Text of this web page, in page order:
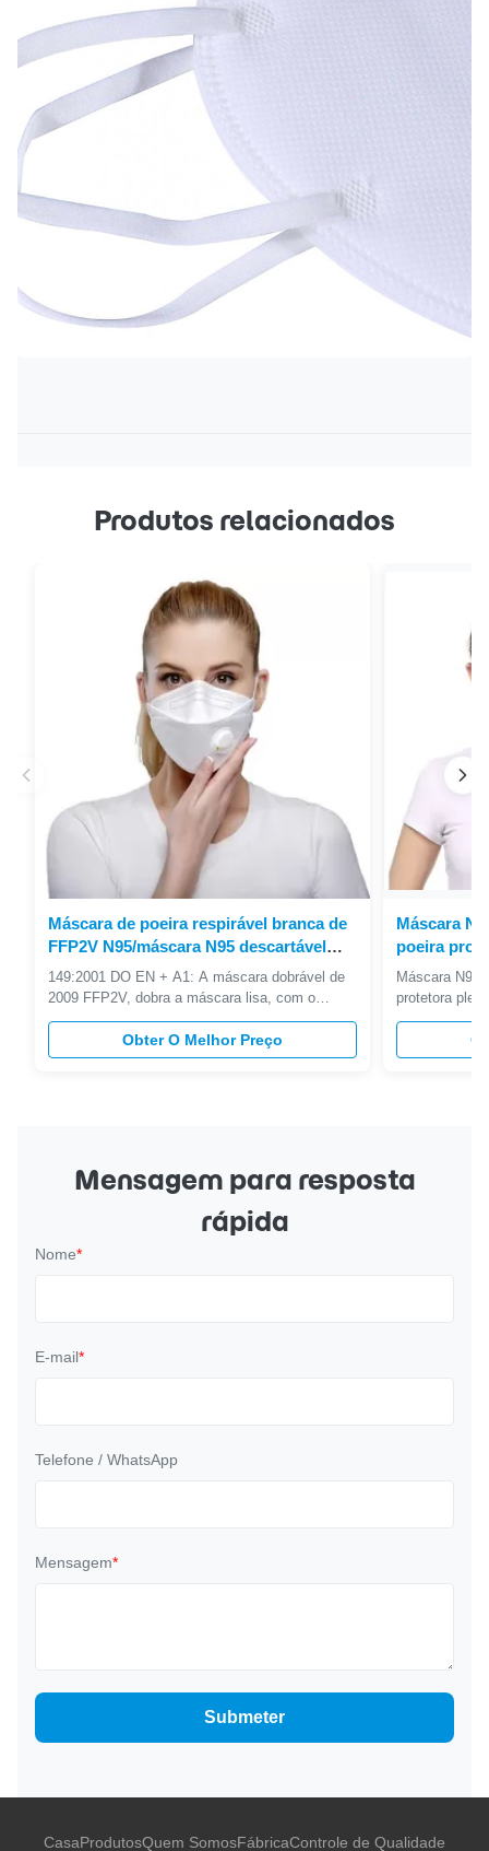
Produtos relacionados
Máscara de poeira respirável branca de
FFP2V N95/máscara N95 descartável
para o uso conveniente
149:2001 DO EN + A1: A máscara dobrável de
2009 FFP2V, dobra a máscara lisa, com o
certificado do CE aprovado Máscara dobrável de
FFP2V: Dobre o projeto liso, 12 partes pelo
bloco, envolvido individualmente para cuidados
Obter O Melhor Preço
Máscara
poeira
de Eco
Máscara N95
protetora
pessoais
Máscara
Materiais
Mensagem para resposta
rápida
Nome*
E-mail*
Telefone / WhatsApp
Mensagem*
Submeter
CasaProdutosQuem SomosFábricaControle de Qualidade